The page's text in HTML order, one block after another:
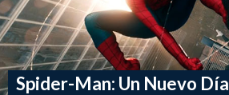
Spider-Man: Un Nuevo Día